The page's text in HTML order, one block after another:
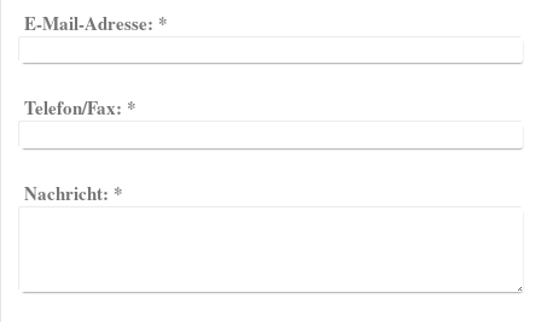
E-Mail-Adresse: *
Telefon/Fax: *
Nachricht: *